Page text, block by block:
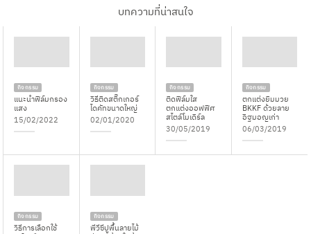
บทความที่น่าสนใจ
กิจกรรม
แนะนำฟิล์มกรอง
แสง
15/02/2022
กิจกรรม
วิธีติดสติ๊กเกอร์
ไดคัทขนาดใหญ่
02/01/2020
กิจกรรม
ติดฟิล์มใส
ตกแต่งออฟฟิศ
สไตล์โมเดิร์ล
30/05/2019
กิจกรรม
ตกแต่งยิมมวย
BKKF ด้วยลาย
อิฐมอญเก่า
06/03/2019
กิจกรรม
วิธีการเลือกใช้
กิจกรรม
พีวีซีปูพื้นลายไม้